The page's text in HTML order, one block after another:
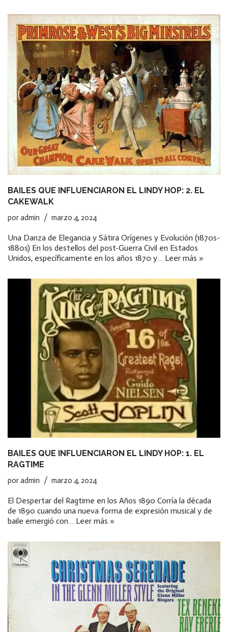
BAILES QUE INFLUENCIARON EL LINDY HOP: 2. EL
CAKEWALK
poradmin marzo 4, 2024
Una Danza de Elegancia y Sátira Orígenes y Evolución (1870s-
1880s) En los destellos del post-Guerra Civil en Estados
Unidos, específicamente en los años 1870 y… Leer más »
BAILES QUE INFLUENCIARON EL LINDY HOP: 1. EL
RAGTIME
poradmin marzo 4, 2024
El Despertar del Ragtime en los Años 1890 Corría la década
de 1890 cuando una nueva forma de expresión musical y de
baile emergió con… Leer más »